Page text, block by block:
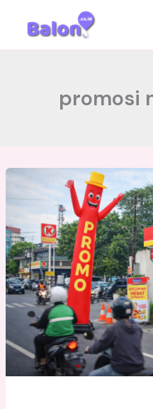
content
promosi